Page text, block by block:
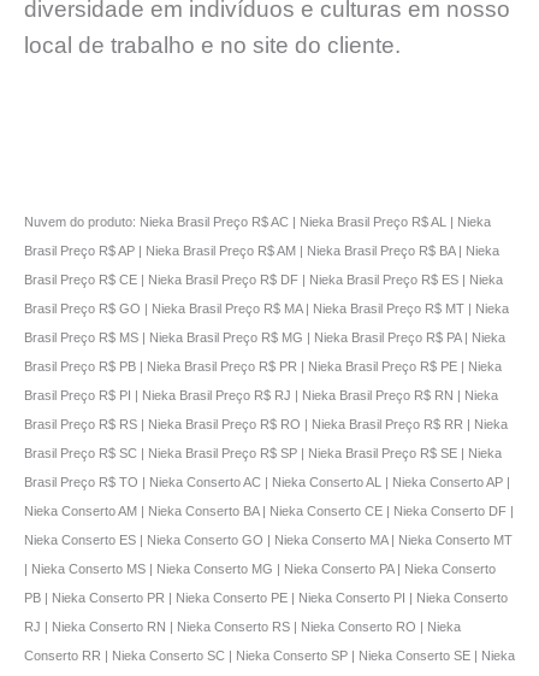
diversidade em indivíduos e culturas em nosso
local de trabalho e no site do cliente.
Nuvem do produto: Nieka Brasil Preço R$ AC | Nieka Brasil Preço R$ AL | Nieka
Brasil Preço R$ AP | Nieka Brasil Preço R$ AM | Nieka Brasil Preço R$ BA | Nieka
Brasil Preço R$ CE | Nieka Brasil Preço R$ DF | Nieka Brasil Preço R$ ES | Nieka
Brasil Preço R$ GO | Nieka Brasil Preço R$ MA | Nieka Brasil Preço R$ MT | Nieka
Brasil Preço R$ MS | Nieka Brasil Preço R$ MG | Nieka Brasil Preço R$ PA | Nieka
Brasil Preço R$ PB | Nieka Brasil Preço R$ PR | Nieka Brasil Preço R$ PE | Nieka
Brasil Preço R$ PI | Nieka Brasil Preço R$ RJ | Nieka Brasil Preço R$ RN | Nieka
Brasil Preço R$ RS | Nieka Brasil Preço R$ RO | Nieka Brasil Preço R$ RR | Nieka
Brasil Preço R$ SC | Nieka Brasil Preço R$ SP | Nieka Brasil Preço R$ SE | Nieka
Brasil Preço R$ TO | Nieka Conserto AC | Nieka Conserto AL | Nieka Conserto AP |
Nieka Conserto AM | Nieka Conserto BA | Nieka Conserto CE | Nieka Conserto DF |
Nieka Conserto ES | Nieka Conserto GO | Nieka Conserto MA | Nieka Conserto MT
| Nieka Conserto MS | Nieka Conserto MG | Nieka Conserto PA | Nieka Conserto
PB | Nieka Conserto PR | Nieka Conserto PE | Nieka Conserto PI | Nieka Conserto
RJ | Nieka Conserto RN | Nieka Conserto RS | Nieka Conserto RO | Nieka
Conserto RR | Nieka Conserto SC | Nieka Conserto SP | Nieka Conserto SE | Nieka